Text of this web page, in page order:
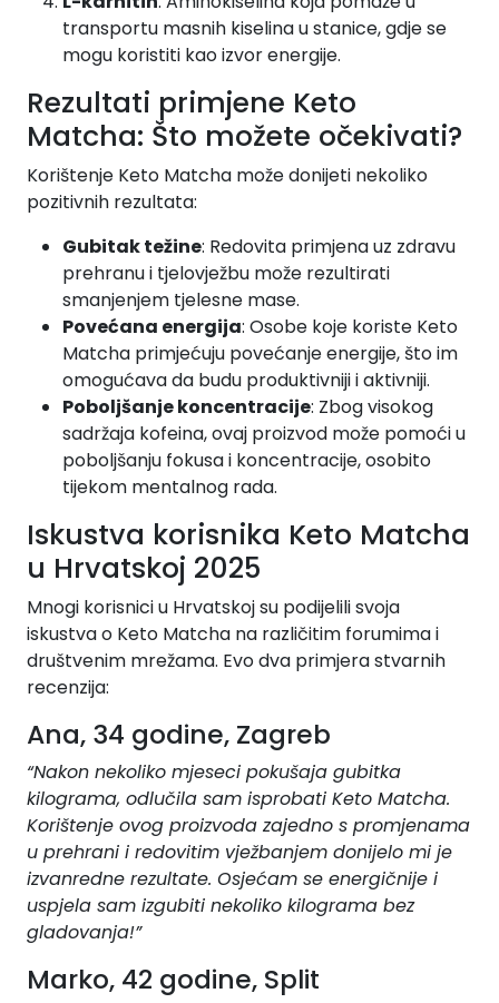
transportu masnih kiselina u stanice, gdje se
mogu koristiti kao izvor energije.
Rezultati primjene Keto
Matcha: Što možete očekivati?
Korištenje Keto Matcha može donijeti nekoliko
pozitivnih rezultata:
Gubitak težine: Redovita primjena uz zdravu
prehranu i tjelovježbu može rezultirati
smanjenjem tjelesne mase.
Povećana energija: Osobe koje koriste Keto
Matcha primjećuju povećanje energije, što im
omogućava da budu produktivniji i aktivniji.
Poboljšanje koncentracije: Zbog visokog
sadržaja kofeina, ovaj proizvod može pomoći u
poboljšanju fokusa i koncentracije, osobito
tijekom mentalnog rada.
Iskustva korisnika Keto Matcha
u Hrvatskoj 2025
Mnogi korisnici u Hrvatskoj su podijelili svoja
iskustva o Keto Matcha na različitim forumima i
društvenim mrežama. Evo dva primjera stvarnih
recenzija:
Ana, 34 godine, Zagreb
“Nakon nekoliko mjeseci pokušaja gubitka
kilograma, odlučila sam isprobati Keto Matcha.
Korištenje ovog proizvoda zajedno s promjenama
u prehrani i redovitim vježbanjem donijelo mi je
izvanredne rezultate. Osjećam se energičnije i
uspjela sam izgubiti nekoliko kilograma bez
gladovanja!”
Marko, 42 godine, Split